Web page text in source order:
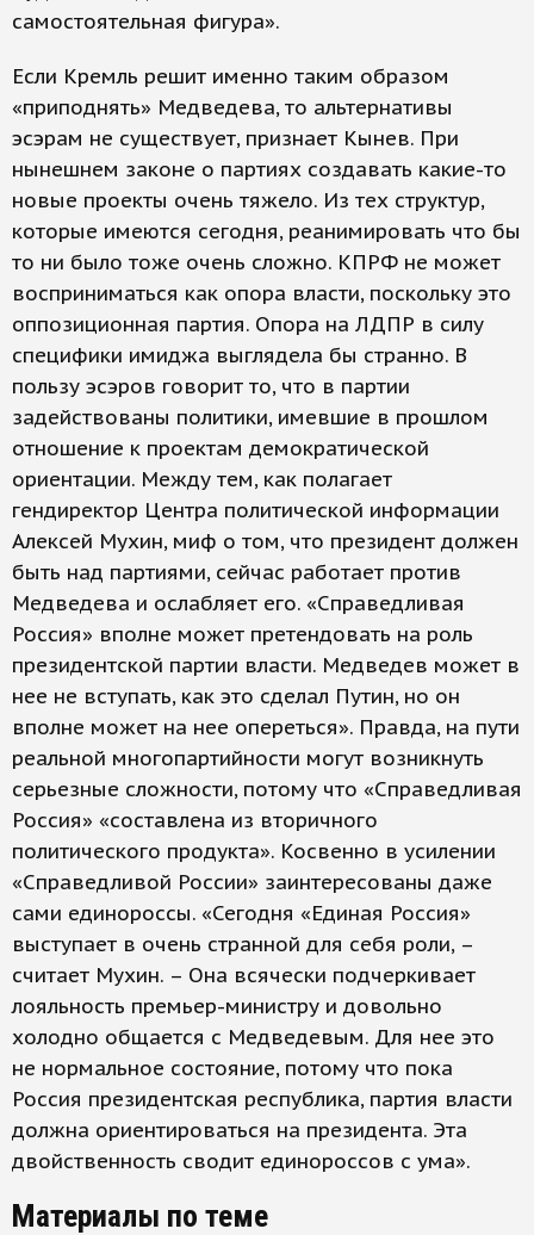
самостоятельная фигура».
Если Кремль решит именно таким образом
«приподнять» Медведева, то альтернативы
эсэрам не существует, признает Кынев. При
нынешнем законе о партиях создавать какие-то
новые проекты очень тяжело. Из тех структур,
которые имеются сегодня, реанимировать что бы
то ни было тоже очень сложно. КПРФ не может
восприниматься как опора власти, поскольку это
оппозиционная партия. Опора на ЛДПР в силу
специфики имиджа выглядела бы странно. В
пользу эсэров говорит то, что в партии
задействованы политики, имевшие в прошлом
отношение к проектам демократической
ориентации. Между тем, как полагает
гендиректор Центра политической информации
Алексей Мухин, миф о том, что президент должен
быть над партиями, сейчас работает против
Медведева и ослабляет его. «Справедливая
Россия» вполне может претендовать на роль
президентской партии власти. Медведев может в
нее не вступать, как это сделал Путин, но он
вполне может на нее опереться». Правда, на пути
реальной многопартийности могут возникнуть
серьезные сложности, потому что «Справедливая
Россия» «составлена из вторичного
политического продукта». Косвенно в усилении
«Справедливой России» заинтересованы даже
сами единороссы. «Сегодня «Единая Россия»
выступает в очень странной для себя роли, –
считает Мухин. – Она всячески подчеркивает
лояльность премьер-министру и довольно
холодно общается с Медведевым. Для нее это
не нормальное состояние, потому что пока
Россия президентская республика, партия власти
должна ориентироваться на президента. Эта
двойственность сводит единороссов с ума».
Материалы по теме